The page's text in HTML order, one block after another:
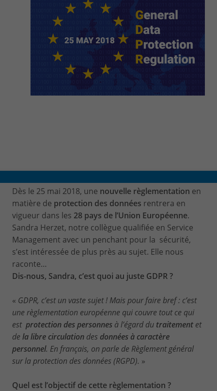
Dès le 25 mai 2018, une nouvelle règlementation en
matière de protection des données rentrera en
vigueur dans les 28 pays de l’Union Européenne.
Sandra Herzet, notre collègue qualifiée en Service
Management avec un penchant pour la sécurité,
s’est intéressée de plus près au sujet. Elle nous
raconte…
Dis-nous, Sandra, c’est quoi au juste GDPR ?
« GDPR, c’est un vaste sujet ! Mais pour faire bref : c’est
une règlementation européenne qui couvre tout ce qui
est protection des personnes à l’égard du traitement et
de la libre circulation des données à caractère
personnel. En français, on parle de Règlement général
sur la protection des données (RGPD). »
Quel est l’objectif de cette règlementation ?